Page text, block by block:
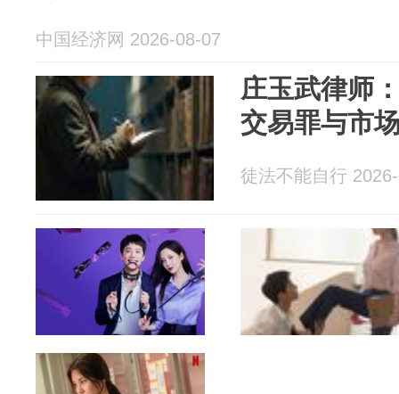
中国经济网 2026-08-07
庄玉武律师
交易罪与市
徒法不能自行